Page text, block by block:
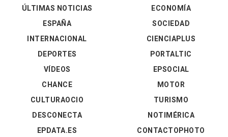
ÚLTIMAS NOTICIAS
ESPAÑA
INTERNACIONAL
DEPORTES
VÍDEOS
ECONOMÍA
SOCIEDAD
CIENCIAPLUS
PORTALTIC
EPSOCIAL
CHANCE
CULTURAOCIO
DESCONECTA
EPDATA.ES
MOTOR
TURISMO
NOTIMÉRICA
CONTACTOPHOTO